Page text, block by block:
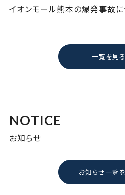
イオンモール熊本の爆発事故に
一覧を見る
NOTICE
お知らせ
お知らせ一覧